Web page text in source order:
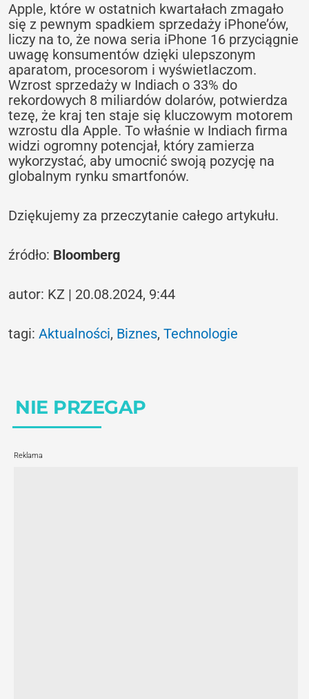
Apple, które w ostatnich kwartałach zmagało
się z pewnym spadkiem sprzedaży iPhone’ów,
liczy na to, że nowa seria iPhone 16 przyciągnie
uwagę konsumentów dzięki ulepszonym
aparatom, procesorom i wyświetlaczom.
Wzrost sprzedaży w Indiach o 33% do
rekordowych 8 miliardów dolarów, potwierdza
tezę, że kraj ten staje się kluczowym motorem
wzrostu dla Apple. To właśnie w Indiach firma
widzi ogromny potencjał, który zamierza
wykorzystać, aby umocnić swoją pozycję na
globalnym rynku smartfonów.
Dziękujemy za przeczytanie całego artykułu.
źródło: Bloomberg
autor: KZ | 20.08.2024, 9:44
tagi:Aktualności, Biznes,Technologie
NIE PRZEGAP
Reklama